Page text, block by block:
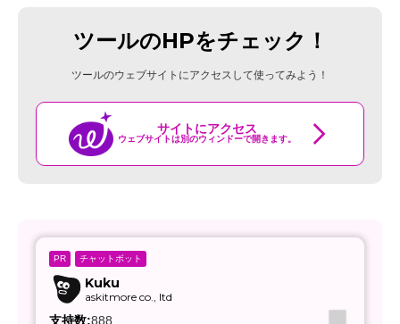
ツールのHPをチェック！
ツールのウェブサイトにアクセスして使ってみよう！
サイトにアクセス
ウェブサイトは別のウィンドーで開きます。
PR チャットボット
Kuku
askitmore co., ltd
支持数:888